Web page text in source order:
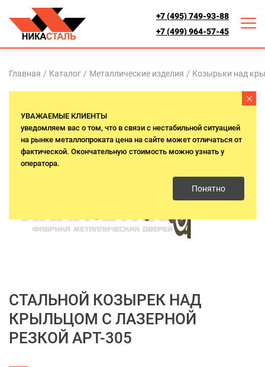
+7 (495) 749-93-88
+7 (499) 964-57-45
Главная / Каталог / Металлические изделия / Козырьки над
СТАЛЬНОЙ КОЗЫРЕК НАД
КРЫЛЬЦОМ С ЛАЗЕРНОЙ
РЕЗКОЙ АРТ-305
УВАЖАЕМЫЕ КЛИЕНТЫ
уведомляем вас о том, что в связи с нестабильной ситуацией
на рынке металлопроката цена на сайте может отличаться от
фактической. Окончательную стоимость можно узнать у
оператора.
Понятно